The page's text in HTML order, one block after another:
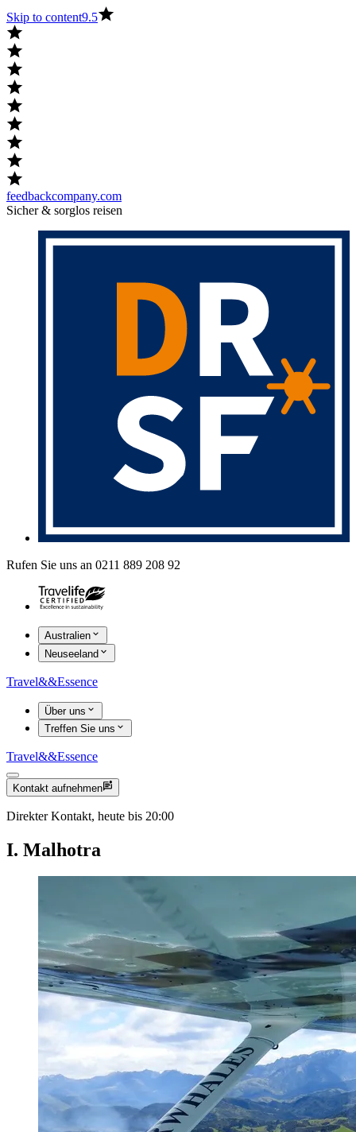
Skip to content9.5
feedbackcompany.com
Sicher & sorglos reisen
Rufen Sie uns an 0211 889 208 92
Australien
Neuseeland
Travel&&Essence
Über uns
Treffen Sie uns
Travel&&Essence
Kontakt aufnehmen
Direkter Kontakt, heute bis 20:00
I. Malhotra